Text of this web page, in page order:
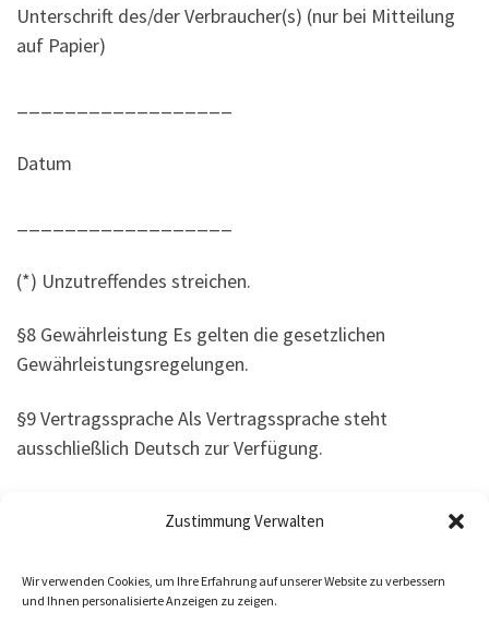
Zustimmung Verwalten
Wir verwenden Cookies, um Ihre Erfahrung auf unserer Website zu verbessern
und Ihnen personalisierte Anzeigen zu zeigen.
Unterschrift des/der Verbraucher(s) (nur bei Mitteilung
auf Papier)
Datum
(*) Unzutreffendes streichen.
§8 Gewährleistung Es gelten die gesetzlichen
Gewährleistungsregelungen.
§9 Vertragssprache Als Vertragssprache steht
ausschließlich Deutsch zur Verfügung.
Stand der AGB Feb.2024